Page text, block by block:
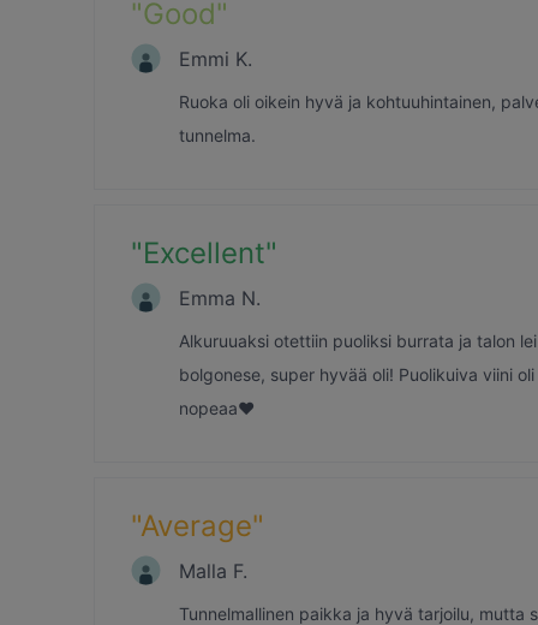
"Good"
Emmi K.
Ruoka oli oikein hyvä ja kohtuuhintainen,
tunnelma.
"Excellent"
Emma N.
Alkuruuaksi otettiin puoliksi burrata ja talon
bolgonese, super hyvää oli! Puolikuiva viini
nopeaa❤️
"Average"
Malla F.
Tunnelmallinen paikka ja hyvä tarjoilu, mutta